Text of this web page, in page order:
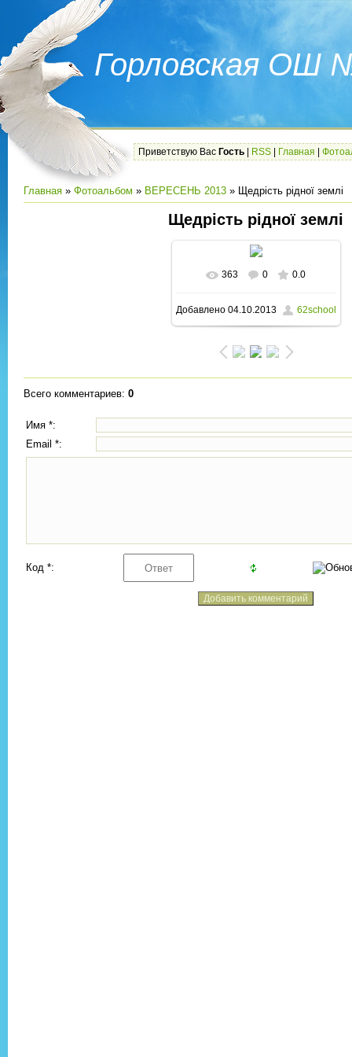
Горловская ОШ
Приветствую Вас Гость RSS Главная
Главная » Фотоальбом » ВЕРЕСЕНЬ 2013 » Щедрість рідної землі
Щедрість рідної землі
В реальном размере
1600x1200/ 269.6Kb
363 0 0.0
Добавлено04.10.2013 62school
Всего комментариев: 0
Имя *:
Email *:
Код *: